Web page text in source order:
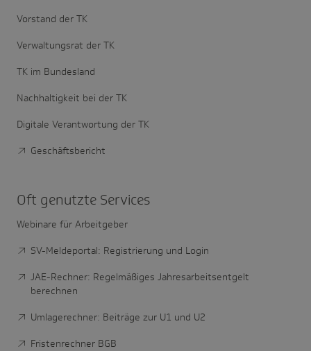
Vorstand der TK
Verwaltungsrat der TK
TK im Bundesland
Nachhaltigkeit bei der TK
Digitale Verantwortung der TK
Geschäftsbericht
Oft genutzte Services
Webinare für Arbeitgeber
SV-Meldeportal: Registrierung und Login
JAE-Rechner: Regelmäßiges Jahresarbeitsentgelt
berechnen
Umlagerechner: Beiträge zur U1 und U2
Fristenrechner BGB